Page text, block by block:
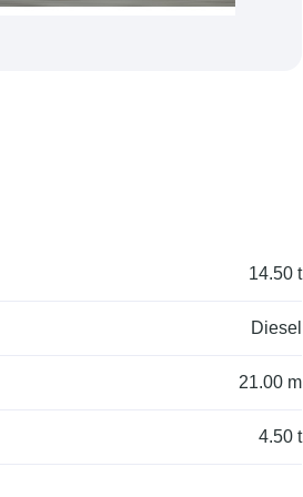
14.50 t
Diesel
21.00 m
4.50 t